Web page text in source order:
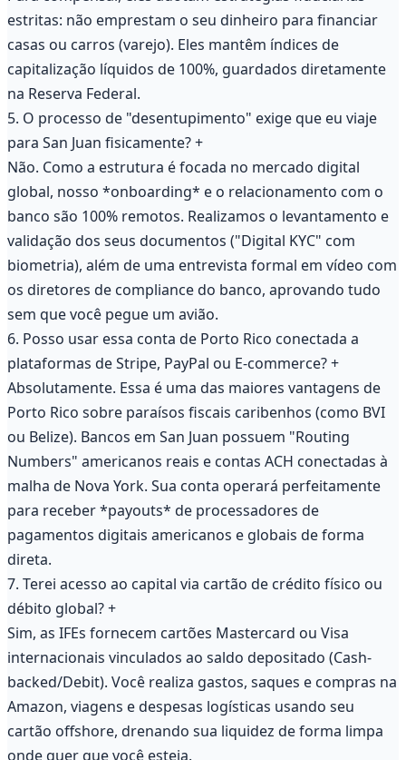
estritas: não emprestam o seu dinheiro para financiar
casas ou carros (varejo). Eles mantêm índices de
capitalização líquidos de 100%, guardados diretamente
na Reserva Federal.
5. O processo de "desentupimento" exige que eu viaje
para San Juan fisicamente?+
Não. Como a estrutura é focada no mercado digital
global, nosso *onboarding* e o relacionamento com o
banco são 100% remotos. Realizamos o levantamento e
validação dos seus documentos ("Digital KYC" com
biometria), além de uma entrevista formal em vídeo com
os diretores de compliance do banco, aprovando tudo
sem que você pegue um avião.
6. Posso usar essa conta de Porto Rico conectada a
plataformas de Stripe, PayPal ou E-commerce?+
Absolutamente. Essa é uma das maiores vantagens de
Porto Rico sobre paraísos fiscais caribenhos (como BVI
ou Belize). Bancos em San Juan possuem "Routing
Numbers" americanos reais e contas ACH conectadas à
malha de Nova York. Sua conta operará perfeitamente
para receber *payouts* de processadores de
pagamentos digitais americanos e globais de forma
direta.
7. Terei acesso ao capital via cartão de crédito físico ou
débito global?+
Sim, as IFEs fornecem cartões Mastercard ou Visa
internacionais vinculados ao saldo depositado (Cash-
backed/Debit). Você realiza gastos, saques e compras na
Amazon, viagens e despesas logísticas usando seu
cartão offshore, drenando sua liquidez de forma limpa
onde quer que você esteja.